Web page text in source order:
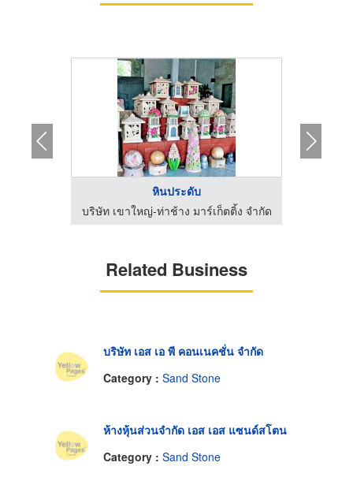
หินประดับ
บริษัท เขาใหญ่-ท่าช้าง มาร์เก็ตติ้ง จำกัด
Related Business
บริษัท เอส เอ พี คอนเนคชั่น จำกัด
Category : Sand Stone
ห้างหุ้นส่วนจำกัด เอส เอส แซนด์สโตน
Category : Sand Stone